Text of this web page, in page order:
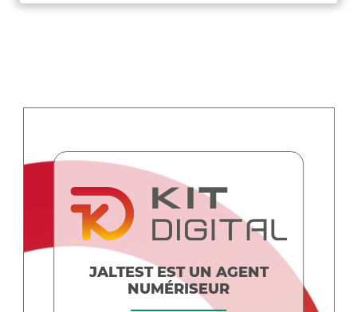
JALTEST EST UN AGENT
NUMÉRISEUR